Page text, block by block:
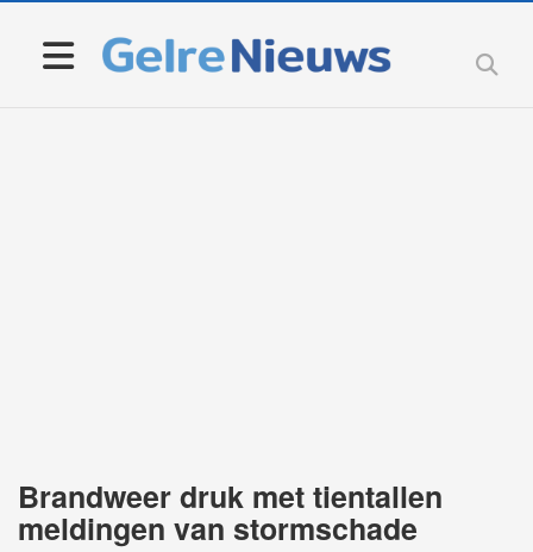
Brandweer druk met tientallen
meldingen van stormschade